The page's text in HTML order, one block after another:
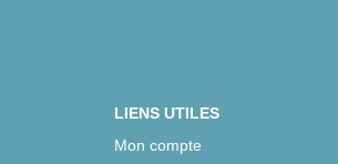
LIENS UTILES
Mon compte